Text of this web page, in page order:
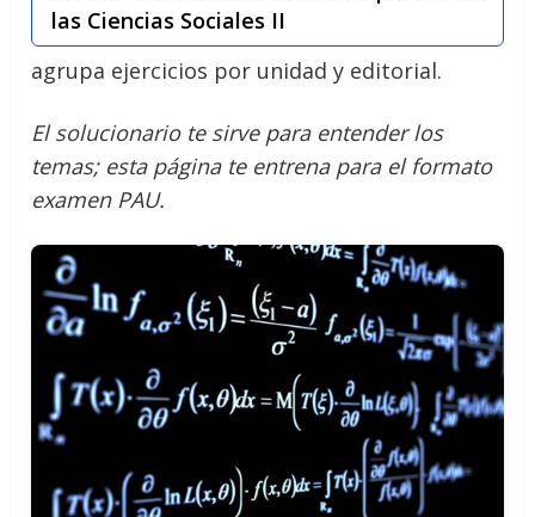
las Ciencias Sociales II
agrupa ejercicios por unidad y editorial.
El solucionario te sirve para entender los
temas; esta página te entrena para el formato
examen PAU.